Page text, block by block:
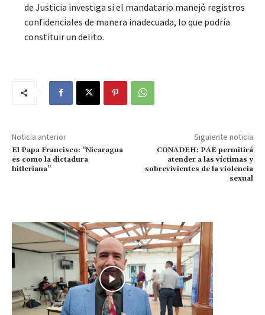
de Justicia investiga si el mandatario manejó registros
confidenciales de manera inadecuada, lo que podría
constituir un delito.
Noticia anterior
El Papa Francisco: “Nicaragua
es como la dictadura
hitleriana”
Siguiente noticia
CONADEH: PAE permitirá
atender a las víctimas y
sobrevivientes de la violencia
sexual